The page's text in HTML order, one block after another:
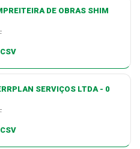
DE OBRAS SHIM
CSV
SERVIÇOS LTDA - 0
CSV